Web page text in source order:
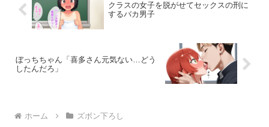
クラスの女子を脱がせてセックスの刑に
するバカ男子
ぼっちちゃん「喜多さん元気ない…どう
したんだろ」
ホーム ズボン下ろし